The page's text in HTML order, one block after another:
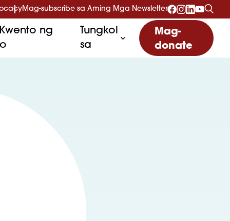
Mag-subscribe sa Aming Mga Newsletter
ng
Tungkol
sa
Mag-
donate